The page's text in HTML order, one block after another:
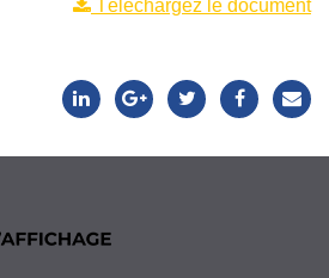
Téléchargez le document